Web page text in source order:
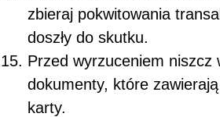
zbieraj pokwitowania
doszły do skutku.
Przed wyrzuceniem niszcz
dokumenty, które
karty.